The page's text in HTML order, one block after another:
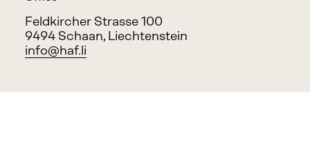
Feldkircher Strasse 100
9494 Schaan, Liechtenstein
info@haf.li